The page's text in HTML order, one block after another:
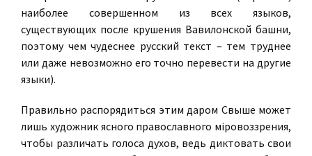
наиболее совершенном из всех языков,
существующих после крушения Вавилонской башни,
поэтому чем чудеснее русский текст – тем труднее
или даже невозможно его точно перевести на другие
языки).
Правильно распорядиться этим даром Свыше может
лишь художник ясного православного мiровоззрения,
чтобы различать голоса духов, ведь диктовать свои